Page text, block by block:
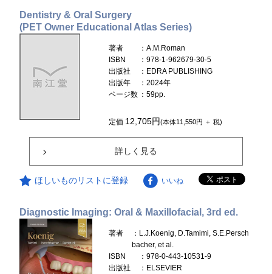
Dentistry & Oral Surgery
(PET Owner Educational Atlas Series)
著者
：A.M.Roman
ISBN
：978-1-962679-30-5
出版社
：EDRA PUBLISHING
出版年
：2024年
ページ数 ：59pp.
定価 12,705円(本体11,550円 ＋ 税)
詳しく見る
ほしいものリストに登録 いいね
Diagnostic Imaging: Oral & Maxillofacial, 3rd ed.
著者
：L.J.Koenig, D.Tamimi, S.E.Persch
bacher, et al.
ISBN
：978-0-443-10531-9
出版社
：ELSEVIER